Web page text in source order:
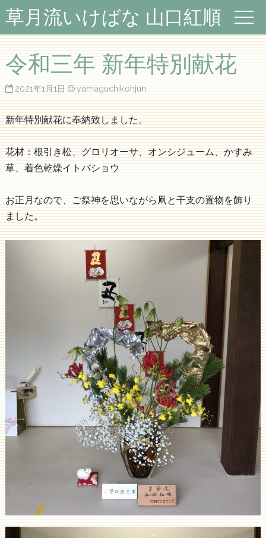
草月流いけばな 山口紅順
令和三年 新年特別献花
2021年1月1日 yamaguchikohjun
新年特別献花に奉納致しました。
花材：根引き松、グロリオーサ、オンシジューム、かすみ
草、着色乾燥イトバショウ
お正月なので、ご祭神を思いながら凧と干支の置物を飾り
ました。